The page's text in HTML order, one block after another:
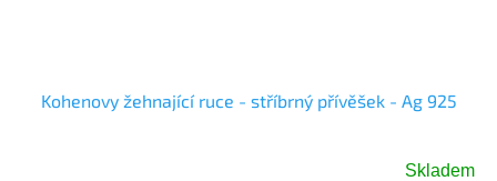
Kohenovy žehnající ruce - stříbrný přívěšek - Ag 925
Skladem